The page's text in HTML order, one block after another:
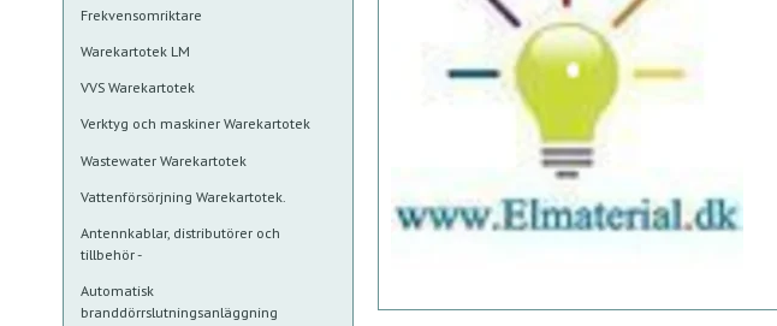
Frekvensomriktare
Warekartotek LM
VVS Warekartotek
Verktyg och maskiner Warekartotek
Wastewater Warekartotek
Vattenförsörjning Warekartotek.
Antennkablar, distributörer och
tillbehör -
Automatisk
branddörrslutningsanläggning